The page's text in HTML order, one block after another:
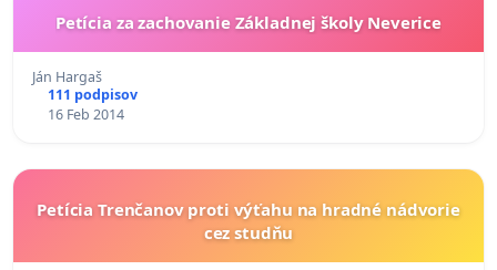
Petícia za zachovanie Základnej školy Neverice
Ján Hargaš
111 podpisov
16 Feb 2014
Petícia Trenčanov proti výťahu na hradné nádvorie
cez studňu